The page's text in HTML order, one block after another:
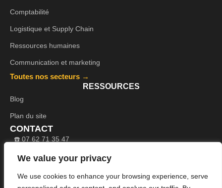
We value your privacy
We use cookies to enhance your browsing experience, serve
Comptabilité
Logistique et Supply Chain
Ressources humaines
Communication et marketing
Toutes nos secteurs →
RESSOURCES
Blog
Plan du site
CONTACT
☎️ 07 62 71 35 47
🕐 Lun-Ven : 9h-17h30
Nous contacter →